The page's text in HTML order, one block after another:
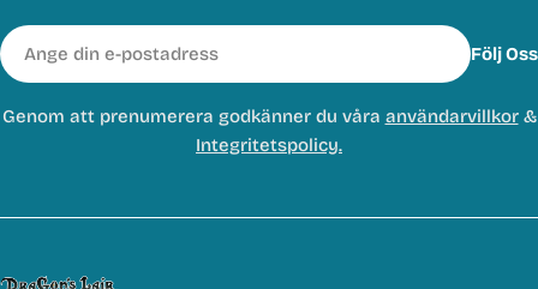
E-
post
Följ Oss
Genom att prenumerera godkänner du våra användarvillkor&
Integritetspolicy.